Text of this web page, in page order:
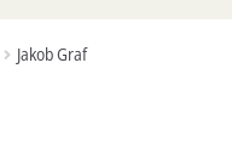
Jakob Graf